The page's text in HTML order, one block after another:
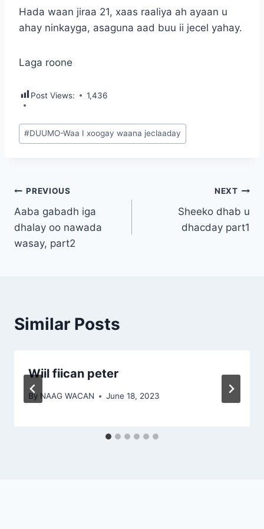
Hada waan jiraa 21, xaas raaliya ah ayaan u
ahay ninkayga, asaguna aad buu ii jecel yahay.
Laga roone
Post Views: 1,436
Post
Tags:
#DUUMO-Waa I xoogay waana jeclaaday
Post
navigation
PREVIOUS
Aaba gabadh iga
dhalay oo nawada
wasay, part2
NEXT
Sheeko dhab u
dhacday part1
Similar Posts
Wiil fiican peter
By NAAG WACAN June 18, 2023